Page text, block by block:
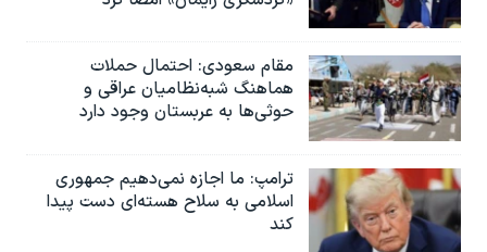
مقام سعودی: احتمال حملات
هماهنگ شبه‌نظامیان عراقی و
حوثی‌ها به عربستان وجود دارد
ترامپ: ما اجازه نمی‌دهیم جمهوری
اسلامی به سلاح هسته‌ای دست پیدا
کند